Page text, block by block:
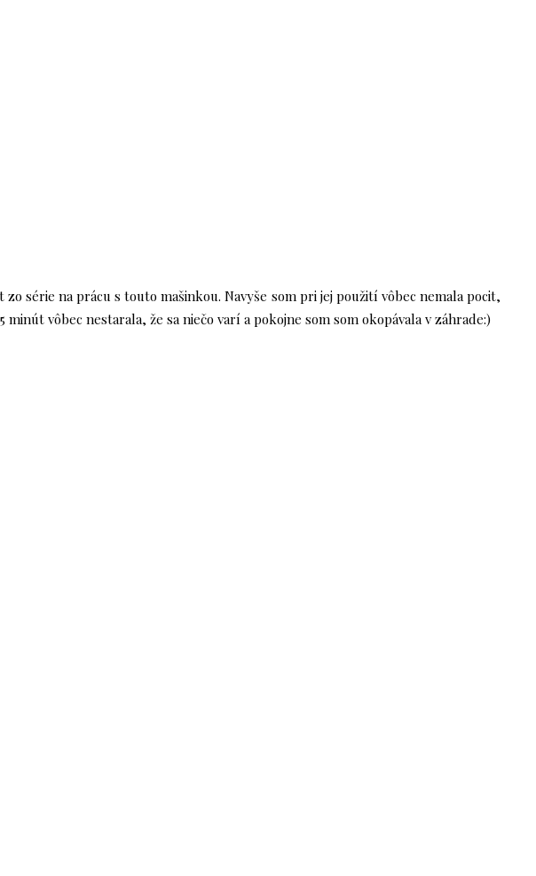
série na prácu s touto mašinkou. Navyše som pri jej použití vôbec nemala pocit,
vôbec nestarala, že sa niečo varí a pokojne som som okopávala v záhrade:)